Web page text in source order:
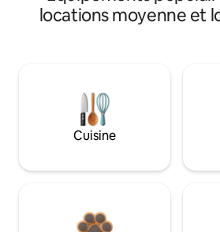
locations moyenne et
Cuisine